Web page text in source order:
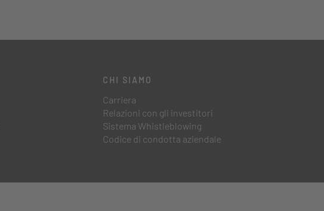
CHI SIAMO
Carriera
Relazioni con gli investitori
Sistema Whistleblowing
Codice di condotta aziendale